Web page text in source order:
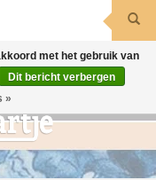
met het gebruik van
Dit bericht verbergen
»